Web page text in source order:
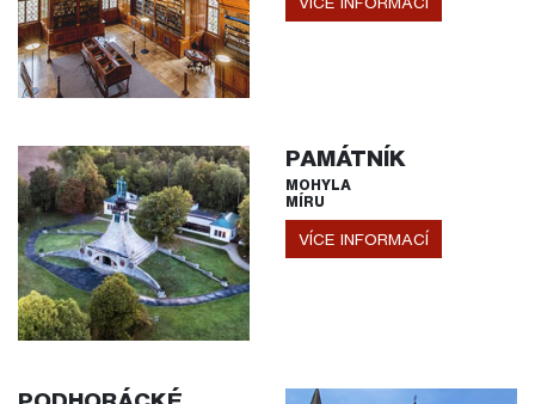
PAMÁTNÍK
MOHYLA
MÍRU
VÍCE INFORMACÍ